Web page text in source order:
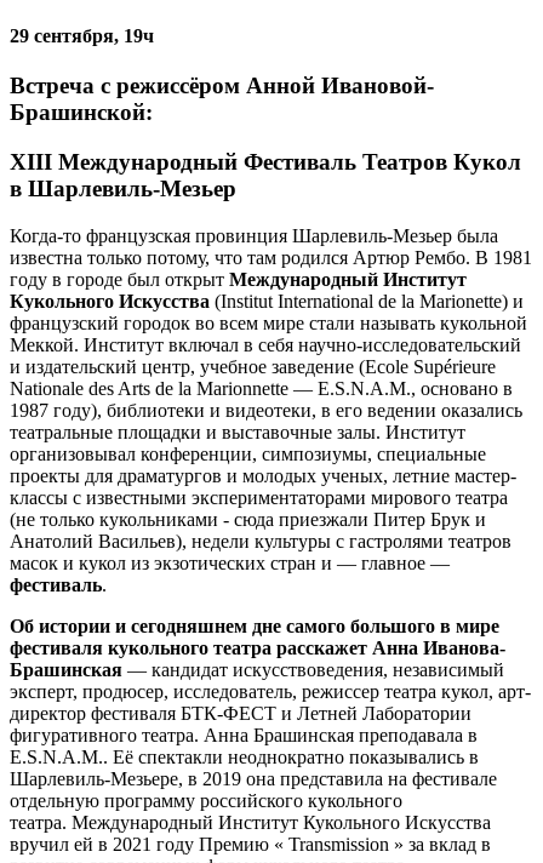
29 сентября, 19ч
Встреча с режиссёром Анной Ивановой-
Брашинской:
XIII Международный Фестиваль Театров Кукол
в Шарлевиль-Мезьер
Когда-то французская провинция Шарлевиль-Мезьер была
известна только потому, что там родился Артюр Рембо. В 1981
году в городе был открыт Международный Институт
Кукольного Искусства (Institut International de la Marionette) и
французский городок во всем мире стали называть кукольной
Меккой. Институт включал в себя научно-исследовательский
и издательский центр, учебное заведение (Ecole Supérieure
Nationale des Arts de la Marionnette — E.S.N.A.M., основано в
1987 году), библиотеки и видеотеки, в его ведении оказались
театральные площадки и выставочные залы. Институт
организовывал конференции, симпозиумы, специальные
проекты для драматургов и молодых ученых, летние мастер-
классы с известными экспериментаторами мирового театра
(не только кукольниками - сюда приезжали Питер Брук и
Анатолий Васильев), недели культуры с гастролями театров
масок и кукол из экзотических стран и — главное —
фестиваль.
Об истории и сегодняшнем дне самого большого в мире
фестиваля кукольного театра расскажет Анна Иванова-
Брашинская — кандидат искусствоведения, независимый
эксперт, продюсер, исследователь, режиссер театра кукол, арт-
директор фестиваля БТК-ФЕСТ и Летней Лаборатории
фигуративного театра. Анна Брашинская преподавала в
E.S.N.A.M.. Её спектакли неоднократно показывались в
Шарлевиль-Мезьере, в 2019 она представила на фестивале
отдельную программу российского кукольного
театра. Международный Институт Кукольного Искусства
вручил ей в 2021 году Премию « Transmission » за вклад в